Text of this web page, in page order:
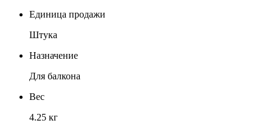
Единица продажи
Штука
Назначение
Для балкона
Вес
4.25 кг